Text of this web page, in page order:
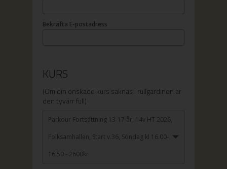
Bekräfta E-postadress
KURS
(Om din önskade kurs saknas i rullgardinen är
den tyvärr full)
Parkour Fortsättning 13-17 år, 14v HT 2026,
Folksamhallen, Start v.36, Söndag kl 16.00-
16.50 - 2600kr